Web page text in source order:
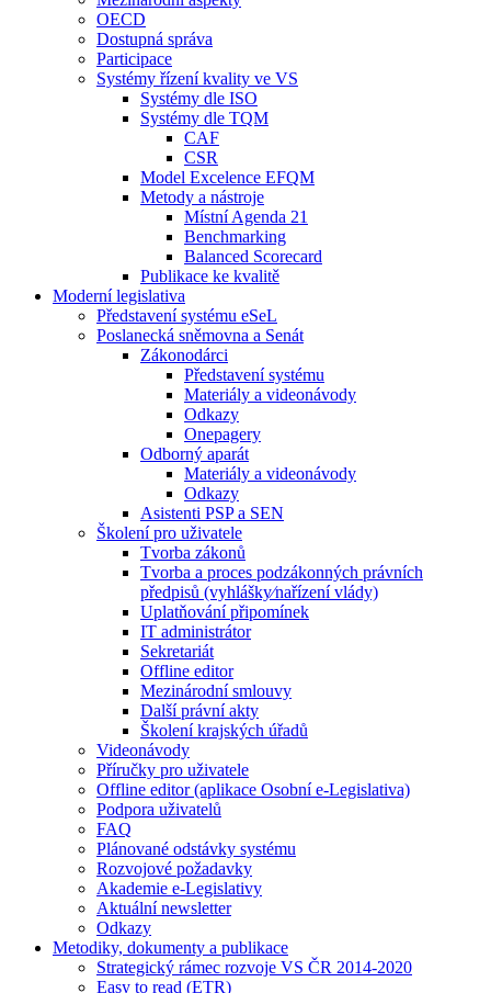
OECD
Dostupná správa
Participace
Systémy řízení kvality ve VS
Systémy dle ISO
Systémy dle TQM
CAF
CSR
Model Excelence EFQM
Metody a nástroje
Místní Agenda 21
Benchmarking
Balanced Scorecard
Publikace ke kvalitě
Moderní legislativa
Představení systému eSeL
Poslanecká sněmovna a Senát
Zákonodárci
Představení systému
Materiály a videonávody
Odkazy
Onepagery
Odborný aparát
Materiály a videonávody
Odkazy
Asistenti PSP a SEN
Školení pro uživatele
Tvorba zákonů
Tvorba a proces podzákonných právních
předpisů (vyhlášky⁄nařízení vlády)
Uplatňování připomínek
IT administrátor
Sekretariát
Offline editor
Mezinárodní smlouvy
Další právní akty
Školení krajských úřadů
Videonávody
Příručky pro uživatele
Offline editor (aplikace Osobní e-Legislativa)
Podpora uživatelů
FAQ
Plánované odstávky systému
Rozvojové požadavky
Akademie e-Legislativy
Aktuální newsletter
Odkazy
Metodiky, dokumenty a publikace
Strategický rámec rozvoje VS ČR 2014-2020
Easy to read (ETR)